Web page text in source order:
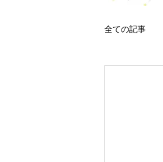
全ての記事